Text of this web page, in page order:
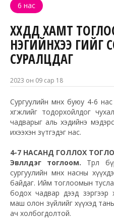
6 нас
ХҮҮХДҮҮД ХАМТ
НЭГИЙНХЭЭ ҮГИЙГ
СУРАЛЦДАГ
2023 он 09 сар 18
Сургуулийн өмнөх буюу 4-6
хөгжлийг тодорхойлдог
чадварыг альхэдийнэ
ихээхэн зүтгэдэг нас.
4-7 НАСАНД ГОЛЛОХ
Эвлүүлдэг тоглоом. Төрөл
сургуулийн өмнөх насны
байдаг. Ийм тоглоомын
бодох чадвар дээд зэргээр
маш олон зүйлийг хүүхэд
ач холбогдолтой.